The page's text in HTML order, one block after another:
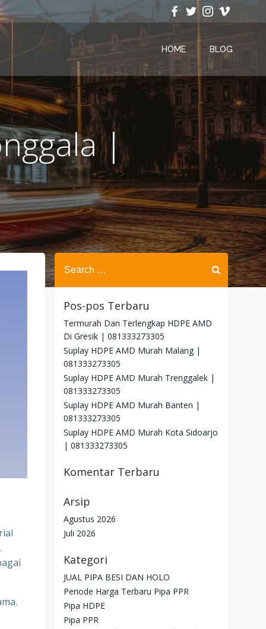
HOME BLOG
|
Search
for:
Pos-pos Terbaru
Termurah Dan Terlengkap HDPE AMD
Di Gresik | 081333273305
Suplay HDPE AMD Murah Malang |
081333273305
Suplay HDPE AMD Murah Trenggalek |
081333273305
Suplay HDPE AMD Murah Banten |
081333273305
Suplay HDPE AMD Murah Kota Sidoarjo
| 081333273305
Komentar Terbaru
Arsip
Agustus 2026
Juli 2026
Kategori
JUAL PIPA BESI DAN HOLO
Periode Harga Terbaru Pipa PPR
Pipa HDPE
Pipa PPR